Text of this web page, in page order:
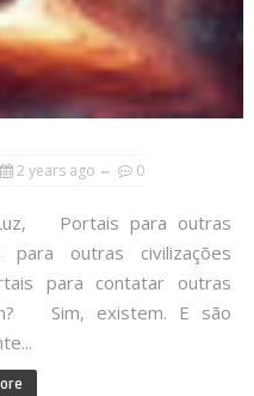
2 years ago 0
Luz, Portais para outras
para outras civilizações
para contatar outras
Sim, existem. E são